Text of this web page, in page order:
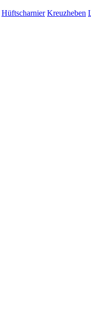
Hüftscharnier Kreuzheben